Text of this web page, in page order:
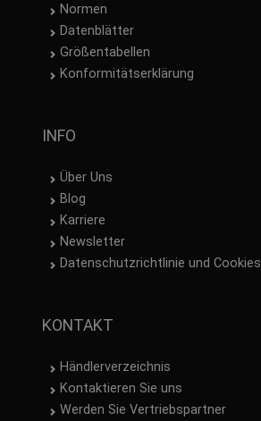
Normen
Datenblätter
Größentabellen
Konformitätserklärung
INFO
Über Uns
Blog
Karriere
Newsletter
Datenschutzrichtlinie und Cookies
KONTAKT
Händlerverzeichnis
Kontaktieren Sie uns
Werden Sie Vertriebspartner